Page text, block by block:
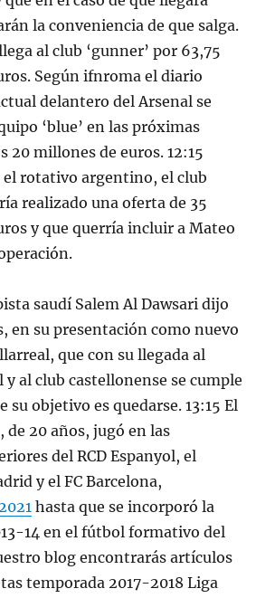
la conveniencia de que salga.
al club ‘gunner’ por 63,75
Según ifnroma el diario
delantero del Arsenal se
‘blue’ en las próximas
20 millones de euros. 12:15
el rotativo argentino, el club
realizado una oferta de 35
y que querría incluir a Mateo
saudí Salem Al Dawsari dijo
en su presentación como nuevo
que con su llegada al
al club castellonense se cumple
su objetivo es quedarse. 13:15 El
de 20 años, jugó en las
del RCD Espanyol, el
y el FC Barcelona,
hasta que se incorporó la
14 en el fútbol formativo del
blog encontrarás artículos
temporada 2017-2018 Liga